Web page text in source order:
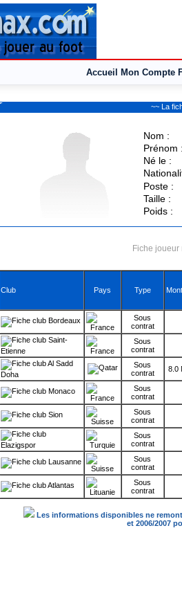
Accueil Mon Compte
~~ La
Nom :
Prénom
Né le :
Poste :
Taille :
Poids :
Fiche
Club Pays Type
Bordeaux
Sous
contrat
Saint-
Etienne
Sous
contrat
Al Sadd
Doha
Sous
contrat
8.0
Monaco
Sous
contrat
Sion
Sous
contrat
Elazigspor
Sous
contrat
Lausanne
Sous
contrat
Atlantas
Sous
contrat
Les informations disponibles ne
et 2006/2007